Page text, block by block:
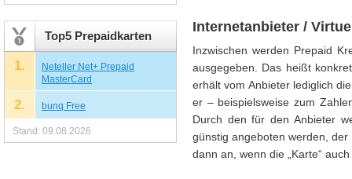
Internetanbieter /
Inzwischen werden Prepaid
ausgegeben. Das heißt
erhält vom Anbieter lediglich
er – beispielsweise zum
Durch den für den Anbieter
günstig angeboten werden,
dann an, wenn die „Karte“
Top5 Prepaidkarten
1.
Neteller Net+ Prepaid
MasterCard
2. bunq Free
Stand: 09.08.2026